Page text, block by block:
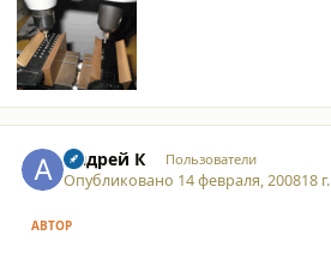
Андрей К Пользователи
Опубликовано 14 февраля, 200818 г.
АВТОР